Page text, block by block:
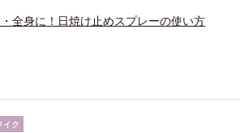
全身に！日焼け止めスプレーの使い方
イク